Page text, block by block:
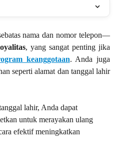
nama dan nomor telepon—
, yang sangat penting jika
keanggotaan. Anda juga
seperti alamat dan tanggal lahir
lahir, Anda dapat
untuk merayakan ulang
efektif meningkatkan